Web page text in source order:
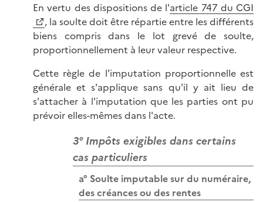
En vertu des dispositions de l'article 747 du CGI
, la soulte doit être répartie entre les différents
biens compris dans le lot grevé de soulte,
proportionnellement à leur valeur respective.
Cette règle de l'imputation proportionnelle est
générale et s'applique sans qu'il y ait lieu de
s'attacher à l'imputation que les parties ont pu
prévoir elles-mêmes dans l'acte.
3° Impôts exigibles dans certains
cas particuliers
a° Soulte imputable sur du numéraire,
des créances ou des rentes